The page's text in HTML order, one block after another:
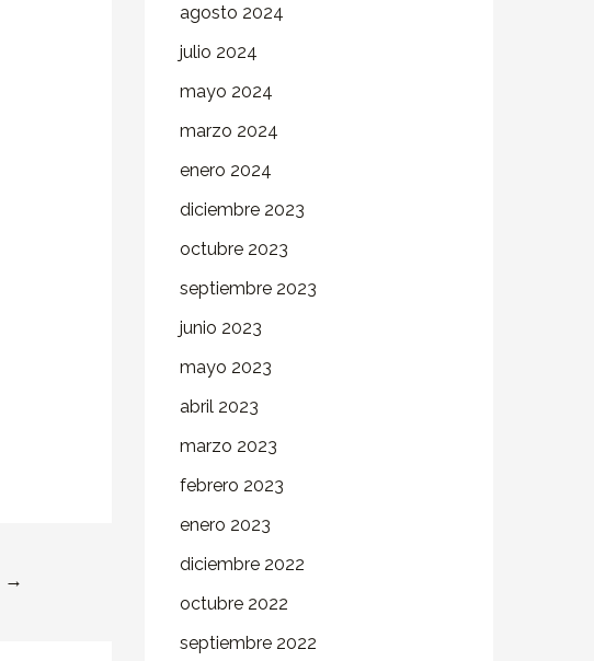
→
agosto 2024
julio 2024
mayo 2024
marzo 2024
enero 2024
diciembre 2023
octubre 2023
septiembre 2023
junio 2023
mayo 2023
abril 2023
marzo 2023
febrero 2023
enero 2023
diciembre 2022
octubre 2022
septiembre 2022